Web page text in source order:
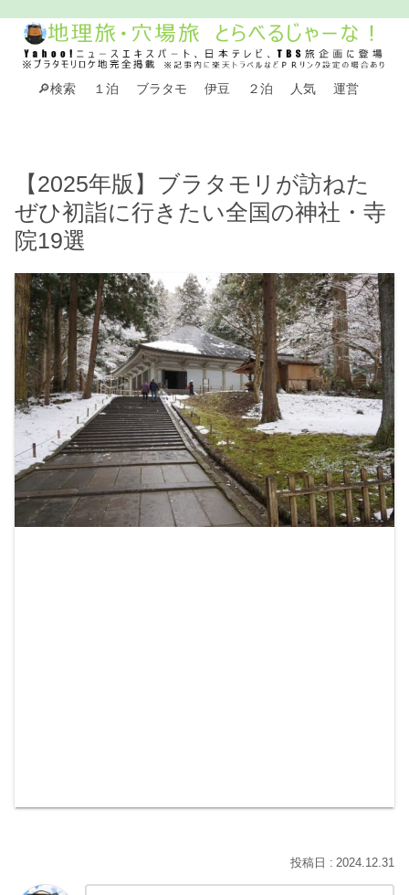
🔎検索 １泊 ブラタモ 伊豆 ２泊 人気 運営
【2025年版】ブラタモリが訪ねた
ぜひ初詣に行きたい全国の神社・寺
院19選
2024.12.31